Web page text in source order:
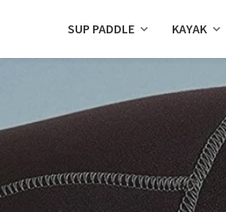
SUP PADDLE KAYAK